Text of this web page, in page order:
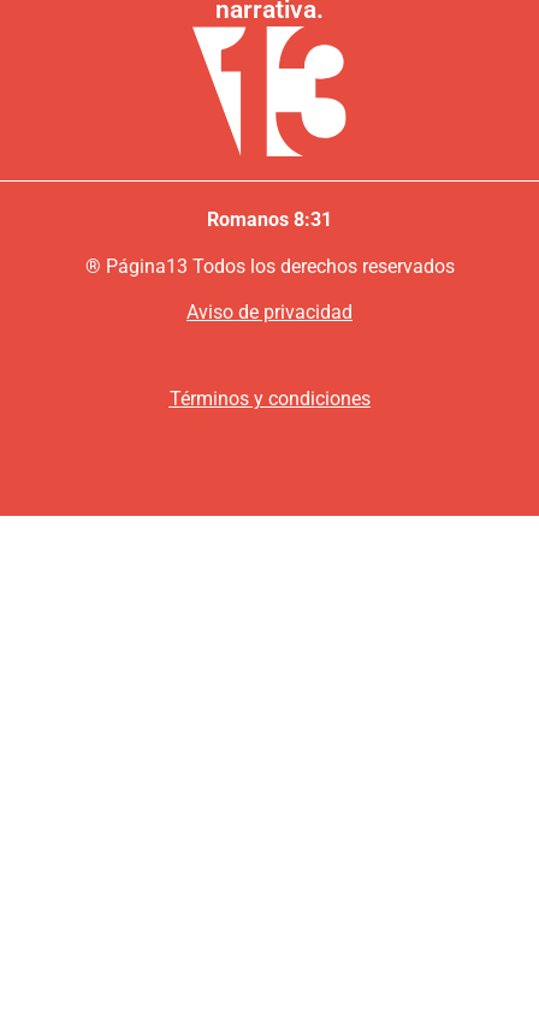
narrativa.
Romanos 8:31
® Página13 Todos los derechos reservados
Aviso de privacidad
Términos y condiciones